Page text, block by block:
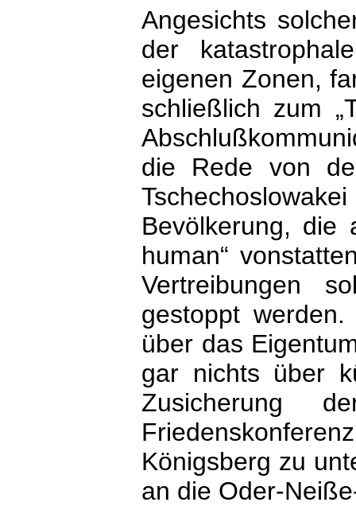
Angesichts
der
eigenen Zonen,
schließlich zum
die Rede von
Bevölkerung, die
human“
Vertreibungen
gestoppt
über das
gar nichts über
Zusicherung
Königsberg zu
an die Oder-